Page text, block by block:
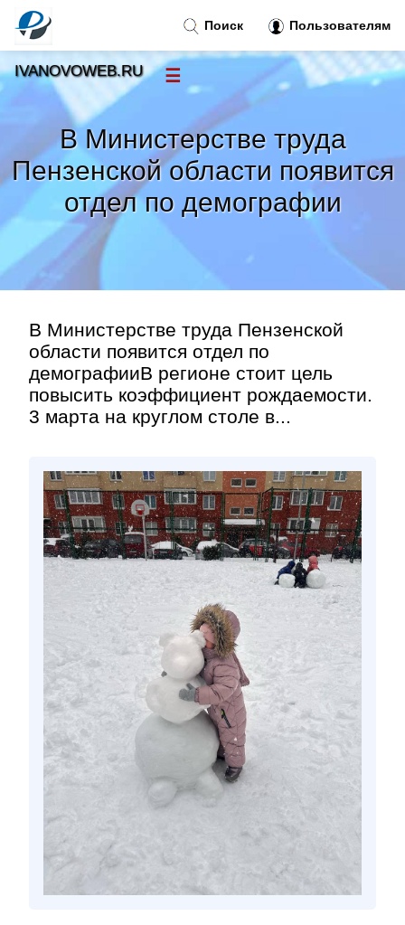
В Министерстве труда
Пензенской области появится
отдел по демографии
В Министерстве труда Пензенской
области появится отдел по
демографииВ регионе стоит цель
повысить коэффициент рождаемости.
3 марта на круглом столе в...
Поиск Пользователям
IVANOVOWEB.RU ☰
Новости
Тренды новостей»
Рубрики»
Правила »